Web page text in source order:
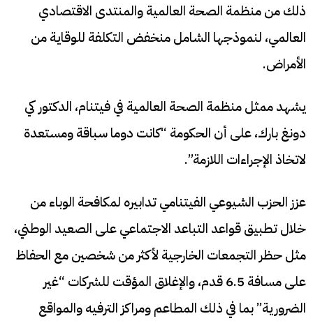
ذلك من منظمة الصحة العالمية والمنتدى الاقتصادي
العالمي، لنموذجها الشامل منخفض التكلفة للوقاية من
الأمراض.
يشهد ممثل منظمة الصحة العالمية في فيتنام، الدكتور كي
دونغ بارك، على أن الحكومة “كانت دوما سباقة ومستعدة
لاتخاذ الإجراءات اللازمة”.
عزز الحزب الشيوعي الفيتنامي تدابيره لمكافحة الوباء من
خلال تطبيق قواعد التباعد الاجتماعي على الصعيد الوطني،
مثل حظر التجمعات الخارجية لأكثر من شخصين مع الحفاظ
على مسافة 6.5 قدم، والإغلاق المؤقت للشركات “غير
الضرورية” بما في ذلك المطاعم ومراكز الترفيه والمواقع